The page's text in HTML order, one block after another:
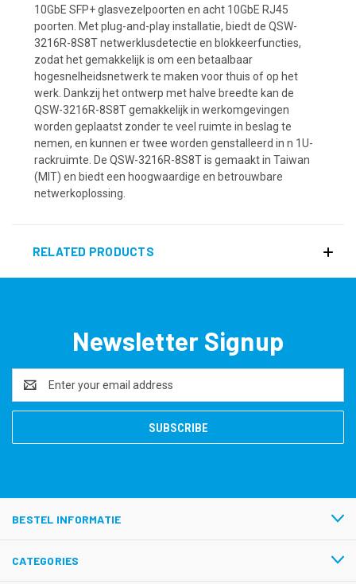
10GbE SFP+ glasvezelpoorten en acht 10GbE RJ45
poorten. Met plug-and-play installatie, biedt de QSW-
3216R-8S8T netwerklusdetectie en blokkeerfuncties,
zodat het gemakkelijk is om een betaalbaar
hogesnelheidsnetwerk te maken voor thuis of op het
werk. Dankzij het ontwerp met halve breedte kan de
QSW-3216R-8S8T gemakkelijk in werkomgevingen
worden geplaatst zonder te veel ruimte in beslag te
nemen, en kunnen er twee worden genstalleerd in n 1U-
rackruimte. De QSW-3216R-8S8T is gemaakt in Taiwan
(MIT) en biedt een hoogwaardige en betrouwbare
netwerkoplossing.
RELATED PRODUCTS
Newsletter Signup
Address
BESTEL INFORMATIE
CATEGORIES